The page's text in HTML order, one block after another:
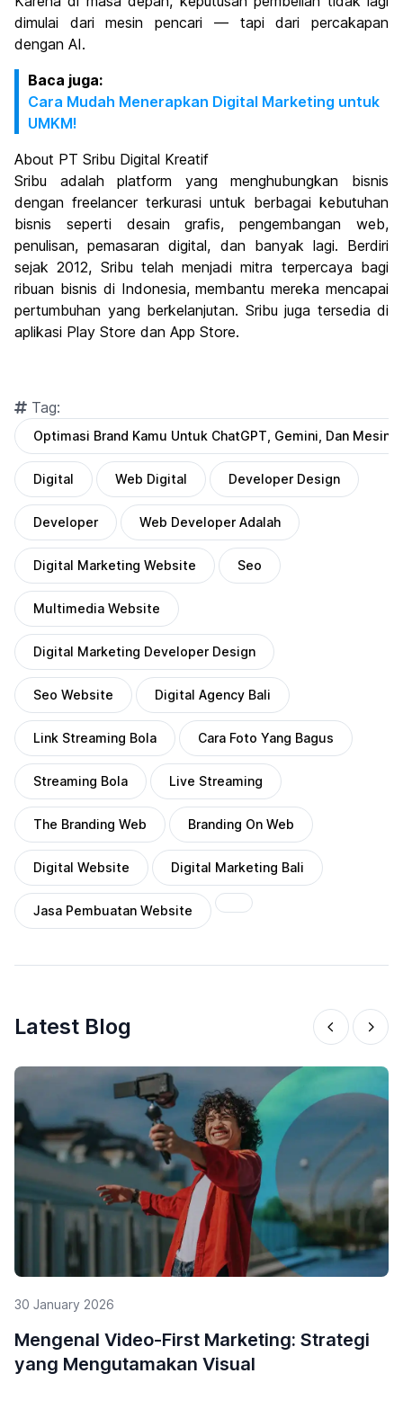
dimulai dari mesin pencari — tapi dari percakapan
dengan AI.
Baca juga:
Cara Mudah Menerapkan Digital Marketing untuk
UMKM!
About PT Sribu Digital Kreatif
Sribu adalah platform yang menghubungkan bisnis
dengan freelancer terkurasi untuk berbagai kebutuhan
bisnis seperti desain grafis, pengembangan web,
penulisan, pemasaran digital, dan banyak lagi. Berdiri
sejak 2012, Sribu telah menjadi mitra terpercaya bagi
ribuan bisnis di Indonesia, membantu mereka mencapai
pertumbuhan yang berkelanjutan. Sribu juga tersedia di
aplikasi Play Store dan App Store.
Tag:
Optimasi Brand Kamu Untuk ChatGPT, Gemini, Dan Mesin
Digital Web Digital Developer Design
Developer Web Developer Adalah
Digital Marketing Website Seo
Multimedia Website
Digital Marketing Developer Design
Seo Website Digital Agency Bali
Link Streaming Bola Cara Foto Yang Bagus
Streaming Bola Live Streaming
The Branding Web Branding On Web
Digital Website Digital Marketing Bali
Jasa Pembuatan Website
Latest Blog
29 January 2026
Penting untuk UMKM